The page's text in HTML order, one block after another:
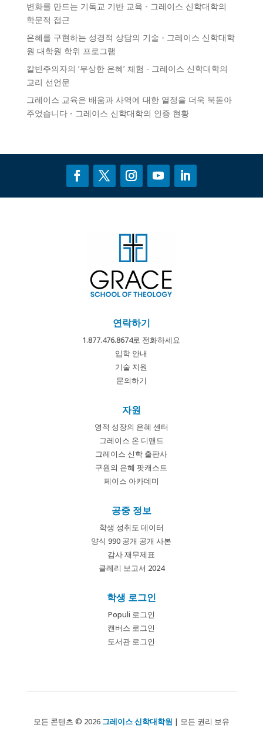
변화를 만드는 기독교 기반 교육 - 그레이스 신학대학의
학문적 접근
은혜를 구현하는 성경적 상담의 기술 - 그레이스 신학대학
원 대학원 학위 프로그램
칼빈주의자의 ‘무상한 은혜’ 체험 - 그레이스 신학대학의
교리 선언문
그레이스 교육은 배움과 사역에 대한 열정을 더욱 북돋아
주었습니다 - 그레이스 신학대학의 인증 현황
연락하기
1.877.476.8674로 전화하세요
입학 안내
기술 지원
문의하기
자원
영적 성장의 은혜 센터
그레이스 온 디맨드
그레이스 신학 출판사
구원의 은혜 팟캐스트
페이스 아카데미
공중 정보
학생 성취도 데이터
양식 990 공개 공개 사본
감사 재무제표
클레리 보고서 2024
학생 로그인
Populi 로그인
캔버스 로그인
도서관 로그인
모든 콘텐츠 © 2026 그레이스 신학대학원 | 모든 권리 보유